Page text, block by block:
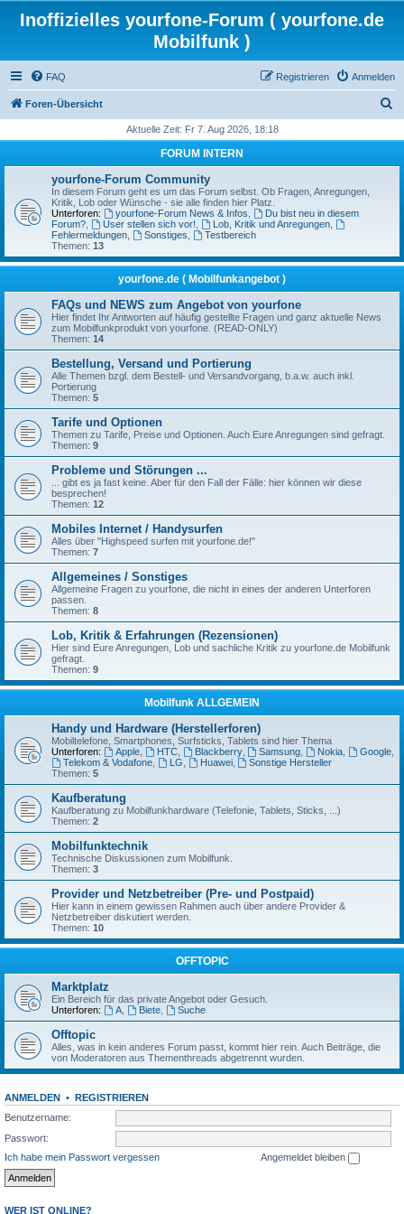
Inoffizielles yourfone-Forum ( yourfone.de
Mobilfunk )
FAQ Anmelden
Registrieren
Foren-Übersicht
h
Aktuelle Zeit: Fr 7. Aug 2026, 18:18
FORUM INTERN
yourfone-Forum Community
In diesem Forum geht es um das Forum selbst. Ob Fragen, Anregungen,
Kritik, Lob oder Wünsche - sie alle finden hier Platz.
Unterforen:
yourfone-Forum News & Infos
Du bist neu in diesem
Forum?
User stellen sich vor! Lob, Kritik und Anregungen,
Fehlermeldungen
Sonstiges
Testbereich
Themen: 13
yourfone.de ( Mobilfunkangebot )
FAQs und NEWS zum Angebot von yourfone
Hier findet Ihr Antworten auf häufig gestellte Fragen und ganz aktuelle News
zum Mobilfunkprodukt von yourfone. (READ-ONLY)
Themen: 14
Bestellung, Versand und Portierung
Alle Themen bzgl. dem Bestell- und Versandvorgang, b.a.w. auch inkl.
Portierung
Themen: 5
Tarife und Optionen
Themen zu Tarife, Preise und Optionen. Auch Eure Anregungen sind gefragt.
Themen: 9
Probleme und Störungen ...
... gibt es ja fast keine. Aber für den Fall der Fälle: hier können wir diese
besprechen!
Themen: 12
Mobiles Internet / Handysurfen
Alles über "Highspeed surfen mit yourfone.de!"
Themen: 7
Allgemeines / Sonstiges
Allgemeine Fragen zu yourfone, die nicht in eines der anderen Unterforen
passen.
Themen: 8
Lob, Kritik & Erfahrungen (Rezensionen)
Hier sind Eure Anregungen, Lob und sachliche Kritik zu yourfone.de Mobilfunk
gefragt.
Themen: 9
Mobilfunk ALLGEMEIN
Handy und Hardware (Herstellerforen)
Mobiltelefone, Smartphones, Surfsticks, Tablets sind hier Thema
Unterforen:
Apple, HTC, Blackberry, Samsung Nokia Google
Telekom & Vodafone, LG Huawei,
Sonstige Hersteller
Themen: 5
Kaufberatung
Kaufberatung zu Mobilfunkhardware (Telefonie, Tablets, Sticks, ...)
Themen: 2
Mobilfunktechnik
Technische Diskussionen zum Mobilfunk.
Themen: 3
Provider und Netzbetreiber (Pre- und Postpaid)
Hier kann in einem gewissen Rahmen auch über andere Provider &
Netzbetreiber diskutiert werden.
Themen: 10
OFFTOPIC
Marktplatz
Ein Bereich für das private Angebot oder Gesuch.
Unterforen:
A, Biete, Suche
Offtopic
Alles, was in kein anderes Forum passt, kommt hier rein. Auch Beiträge, die
von Moderatoren aus Thementhreads abgetrennt wurden.
ANMELDEN • REGISTRIEREN
Benutzername:
Passwort:
Ich habe mein Passwort vergessen
Angemeldet bleiben
WER IST ONLINE?